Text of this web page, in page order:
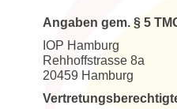
Angaben gem. § 5
IOP Hamburg
Rehhoffstrasse 8a
20459 Hamburg